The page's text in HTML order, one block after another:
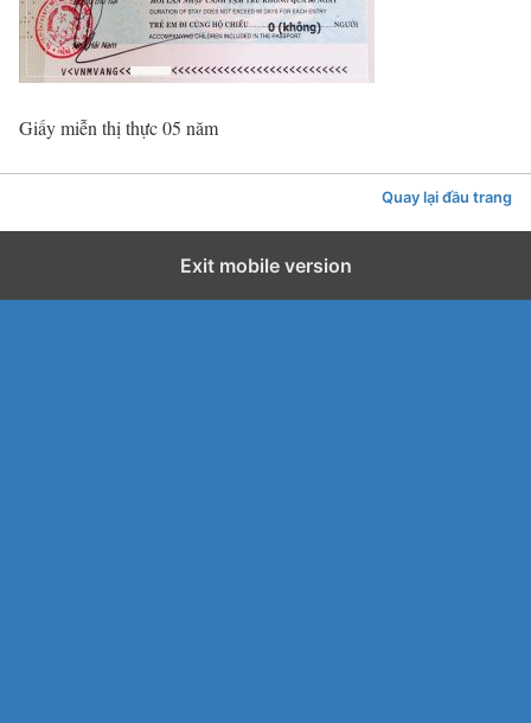
Giấy miễn thị thực 05 năm
Quay lại đầu trang
Exit mobile version